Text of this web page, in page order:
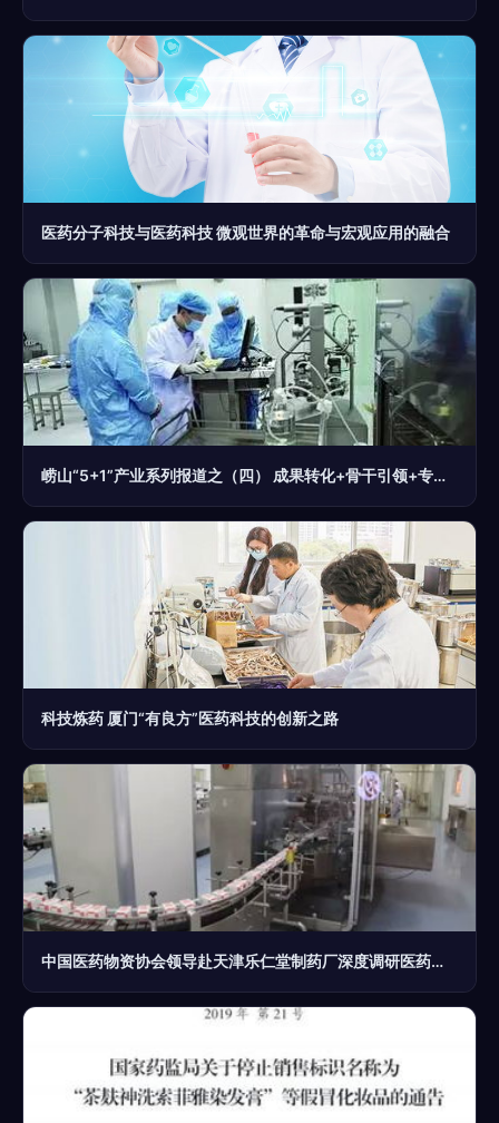
医药分子科技与医药科技 微观世界的革命与宏观应用的融合
崂山“5+1”产业系列报道之（四） 成果转化+骨干引领+专业孵化，崂山生物医药产业后劲儿十足！
科技炼药 厦门“有良方”医药科技的创新之路
中国医药物资协会领导赴天津乐仁堂制药厂深度调研医药科技创新